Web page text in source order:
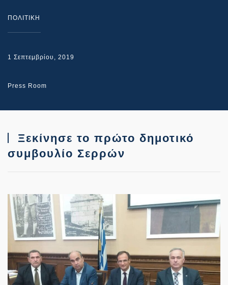
ΠΟΛΙΤΙΚΗ
1 Σεπτεμβρίου, 2019
Press Room
Ξεκίνησε το πρώτο δημοτικό
συμβουλίο Σερρών